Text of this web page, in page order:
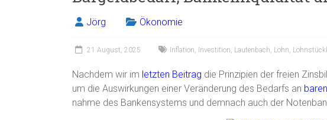
ok
Jörg Ökonomie
21 August, 2025 Inflation Investition Lautenbach Lohn
Nachdem wir im letzten Beitrag die Prinzipien der freien
um die Auswirkungen einer Veränderung des Bedarfs an
nahme des Bankensystems und demnach auch der